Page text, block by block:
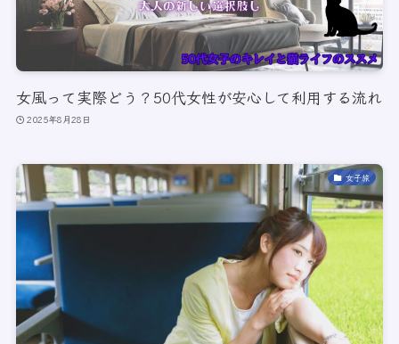
女風って実際どう？50代女性が安心して利用する流れ
2025年8月28日
女子旅